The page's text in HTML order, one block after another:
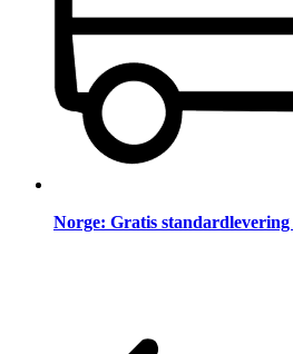
Norge: Gratis standardlevering